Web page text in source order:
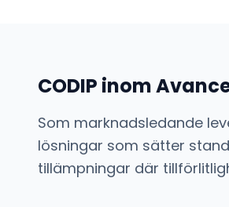
CODIP inom
Som marknadsledande
lösningar som sätter
tillämpningar där